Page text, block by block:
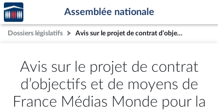
Aller au contenu
Aller en bas de la page
Accèder
à la
page
d'accueil
Assemblée nationale
Dossiers législatifs Avis sur le projet de contrat d’objectifs et de moyens de France Médias Monde pour la période 2020-2022
Avis sur le projet de contrat
d’objectifs et de moyens de
France Médias Monde pour la